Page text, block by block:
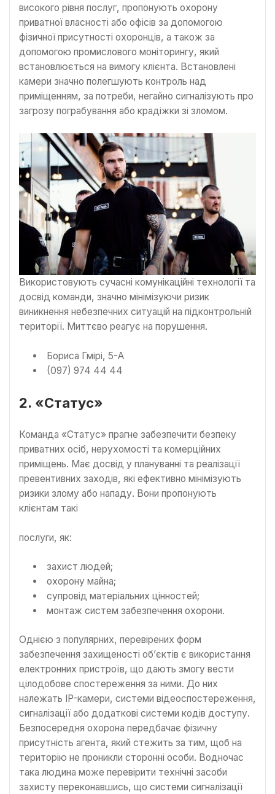
високого рівня послуг, пропонують охорону
приватної власності або офісів за допомогою
фізичної присутності охоронців, а також за
допомогою промислового моніторингу, який
встановлюється на вимогу клієнта. Встановлені
камери значно полегшують контроль над
приміщенням, за потреби, негайно сигналізують про
загрозу пограбування або крадіжки зі зломом.
Використовують сучасні комунікаційні технології та
досвід команди, значно мінімізуючи ризик
виникнення небезпечних ситуацій на підконтрольній
території. Миттєво реагує на порушення.
Бориса Гмірі, 5-А
(097) 974 44 44
2. «Статус»
Команда «Статус» прагне забезпечити безпеку
приватних осіб, нерухомості та комерційних
приміщень. Має досвід у плануванні та реалізації
превентивних заходів, які ефективно мінімізують
ризики злому або нападу. Вони пропонують
клієнтам такі
послуги, як:
захист людей;
охорону майна;
супровід матеріальних цінностей;
монтаж систем забезпечення охорони.
Однією з популярних, перевірених форм
забезпечення захищеності об’єктів є використання
електронних пристроїв, що дають змогу вести
цілодобове спостереження за ними. До них
належать IP-камери, системи відеоспостереження,
сигналізації або додаткові системи кодів доступу.
Безпосередня охорона передбачає фізичну
присутність агента, який стежить за тим, щоб на
територію не проникли сторонні особи. Водночас
така людина може перевірити технічні засоби
захисту переконавшись, що системи сигналізації